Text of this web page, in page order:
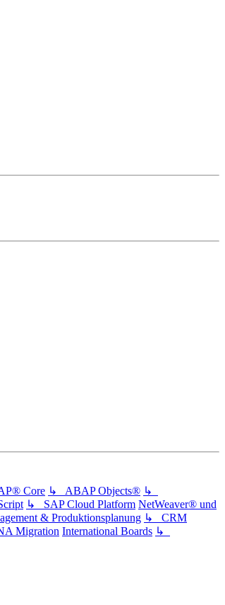
Core ↳ ABAP Objects® ↳
↳ SAP Cloud Platform NetWeaver® und
& Produktionsplanung ↳ CRM
Migration International Boards ↳